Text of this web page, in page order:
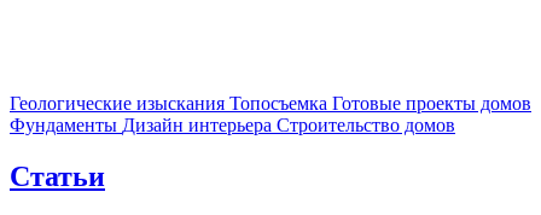
Геологические изыскания Топосъемка Готовые проекты домов
Фундаменты Дизайн интерьера Строительство домов
Статьи